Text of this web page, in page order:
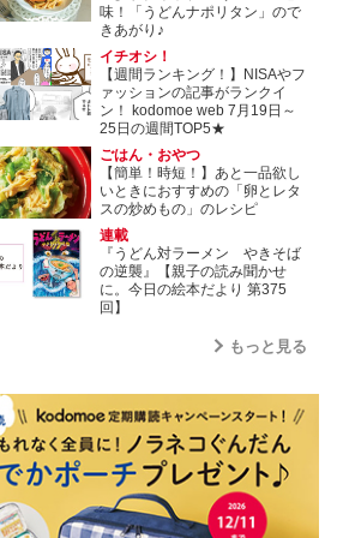
味！「うどんナポリタン」ので
きあがり♪
イチオシ！
【週間ランキング！】NISAやフ
ァッションの記事がランクイ
ン！ kodomoe web 7月19日～
25日の週間TOP5★
ごはん・おやつ
【簡単！時短！】あと一品欲し
いときにおすすめの「卵とレタ
スの炒めもの」のレシピ
連載
『うどん対ラーメン やきそば
の逆襲』【親子の読み聞かせ
に。今日の絵本だより 第375
回】
もっと見る